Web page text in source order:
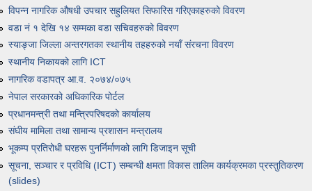
विपन्न नागरिक औषधी उपचार सहुलियत सिफारिस गरिएकाहरुको विवरण
वडा नं १ देखि १४ सम्मका वडा सचिवहरुको विवरण
स्याङ्जा जिल्ला अन्तरगतका स्थानीय तहहरुको नयाँ संरचना विवरण
स्थानीय निकायको लागि ICT
नागरिक वडापत्र आ.व. २०७४/०७५
नेपाल सरकारको अधिकारिक पोर्टल
प्रधानमन्त्री तथा मन्त्रिपरिषदको कार्यालय
संघीय मामिला तथा सामान्य प्रशासन मन्त्रालय
भूकम्प प्रतिरोधी घरहरू पुनर्निर्माणको लागि डिजाइन सूची
सूचना, सञ्चार र प्रविधि (ICT) सम्बन्धी क्षमता विकास तालिम कार्यक्रमका प्रस्तुतिकरण
(slides)